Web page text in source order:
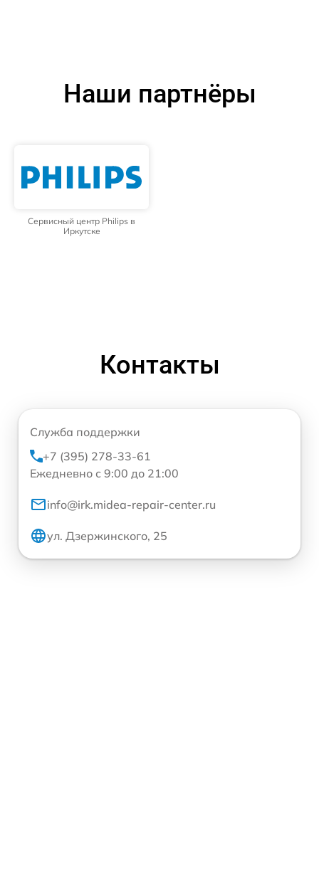
Наши партнёры
Сервисный центр Philips в
Иркутске
Контакты
Служба поддержки
+7 (395) 278-33-61
Ежедневно с 9:00 до 21:00
info@irk.midea-repair-center.ru
ул. Дзержинского, 25